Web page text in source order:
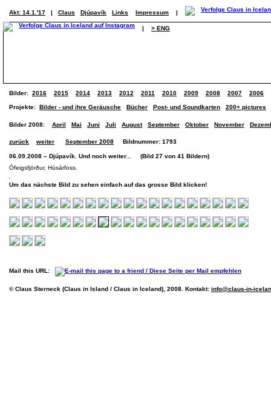
Akt: 14.1.'17 | Claus Djúpavík Links Impressum |
| > ENG
Bilder: 2016 2015 2014 2013 2012 2011 2010 2009 2008 2007 2006
Projekte: Bilder - und ihre Geräusche Bücher Post- und Soundkarten 200+ pictures
Bilder 2008: April Mai Juni Juli August September Oktober November
zurück weiter September 2008 Bildnummer: 1793
06.09.2008 – Djúpavík. Und noch weiter... (Bild 27 von 41 Bildern)
Ófeigsfjörður, Húsárfoss.
Um das nächste Bild zu sehen einfach auf das grosse Bild klicken!
Mail this URL:
© Claus Sterneck (Claus in Island / Claus in Iceland), 2008. Kontakt: info@claus-in-